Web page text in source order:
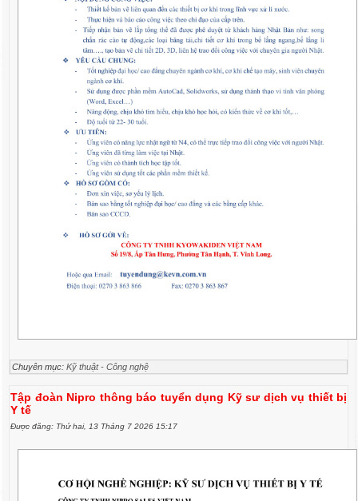
Chuyên mục:Kỹ thuật - Công nghệ
Tập đoàn Nipro thông báo tuyển dụng Kỹ sư dịch vụ thiết bị
Y tế
Được đăng: Thứ hai, 13 Tháng 7 2026 15:17